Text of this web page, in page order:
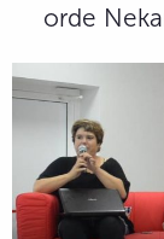
orde